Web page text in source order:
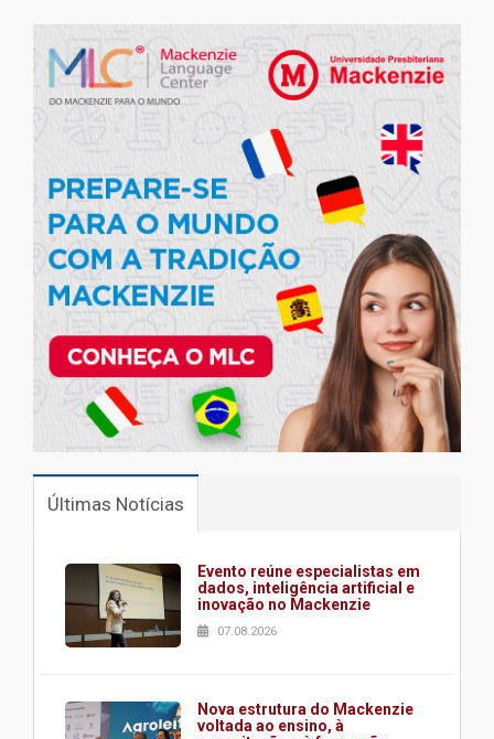
Últimas Notícias
Evento reúne especialistas em
dados, inteligência artificial e
inovação no Mackenzie
07.08.2026
Nova estrutura do Mackenzie
voltada ao ensino, à